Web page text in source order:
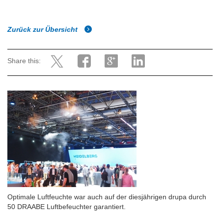
Zurück zur Übersicht
Share this:
Optimale Luftfeuchte war auch auf der diesjährigen drupa durch
50 DRAABE Luftbefeuchter garantiert.